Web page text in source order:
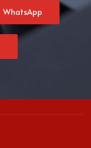
WhatsApp